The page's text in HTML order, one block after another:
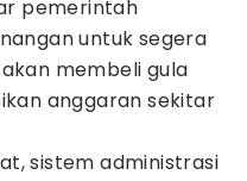
pemerintah
untuk segera
membeli gula
anggaran sekitar
sistem administrasi